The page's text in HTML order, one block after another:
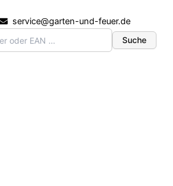
service@garten-und-feuer.de
Suche